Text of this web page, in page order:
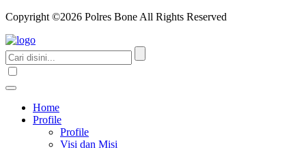
Copyright ©2026 Polres Bone All Rights Reserved
Home
Profile
Profile
Visi dan Misi